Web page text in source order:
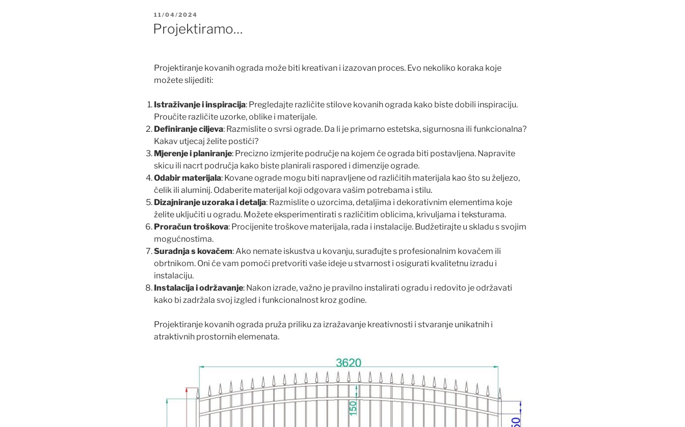
OBJAVLJENO
11/04/2024
Projektiramo…
Projektiranje kovanih ograda može biti kreativan i izazovan proces. Evo nekoliko koraka koje
možete slijediti:
Istraživanje i inspiracija: Pregledajte različite stilove kovanih ograda kako biste dobili inspiraciju.
Proučite različite uzorke, oblike i materijale.
Definiranje ciljeva: Razmislite o svrsi ograde. Da li je primarno estetska, sigurnosna ili funkcionalna?
Kakav utjecaj želite postići?
Mjerenje i planiranje: Precizno izmjerite područje na kojem će ograda biti postavljena. Napravite
skicu ili nacrt područja kako biste planirali raspored i dimenzije ograde.
Odabir materijala: Kovane ograde mogu biti napravljene od različitih materijala kao što su željezo,
čelik ili aluminij. Odaberite materijal koji odgovara vašim potrebama i stilu.
Dizajniranje uzoraka i detalja: Razmislite o uzorcima, detaljima i dekorativnim elementima koje
želite uključiti u ogradu. Možete eksperimentirati s različitim oblicima, krivuljama i teksturama.
Proračun troškova: Procijenite troškove materijala, rada i instalacije. Budžetirajte u skladu s svojim
mogućnostima.
Suradnja s kovačem: Ako nemate iskustva u kovanju, surađujte s profesionalnim kovačem ili
obrtnikom. Oni će vam pomoći pretvoriti vaše ideje u stvarnost i osigurati kvalitetnu izradu i
instalaciju.
Instalacija i održavanje: Nakon izrade, važno je pravilno instalirati ogradu i redovito je održavati
kako bi zadržala svoj izgled i funkcionalnost kroz godine.
Projektiranje kovanih ograda pruža priliku za izražavanje kreativnosti i stvaranje unikatnih i
atraktivnih prostornih elemenata.